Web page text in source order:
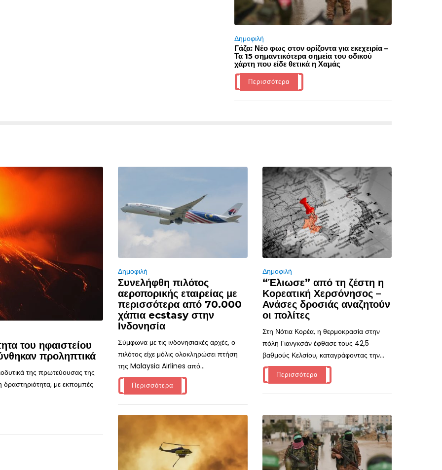
Δημοφιλή
Γάζα: Νέο φως στον ορίζοντα για εκεχειρία –
Τα 15 σημαντικότερα σημεία του οδικού
χάρτη που είδε θετικά η Χαμάς
Περισσότερα
του ηφαιστείου
προληπτικά
της πρωτεύουσας της
με εκπομπές
Δημοφιλή
Συνελήφθη πιλότος
αεροπορικής εταιρείας με
περισσότερα από 70.000
χάπια ecstasy στην
Ινδονησία
Σύμφωνα με τις ινδονησιακές αρχές, ο
πιλότος είχε μόλις ολοκληρώσει πτήση
της Malaysia Airlines από...
Περισσότερα
Δημοφιλή
“Έλιωσε” από τη ζέστη η
Κορεατική Χερσόνησος –
Ανάσες δροσιάς αναζητούν
οι πολίτες
Στη Νότια Κορέα, η θερμοκρασία στην
πόλη Γιανγκσάν έφθασε τους 42,5
βαθμούς Κελσίου, καταγράφοντας την...
Περισσότερα